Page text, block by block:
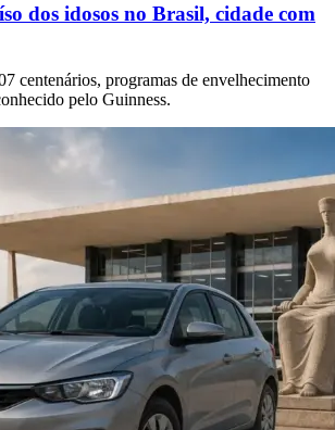
dos idosos no Brasil, cidade com
centenários, programas de envelhecimento
pelo Guinness.